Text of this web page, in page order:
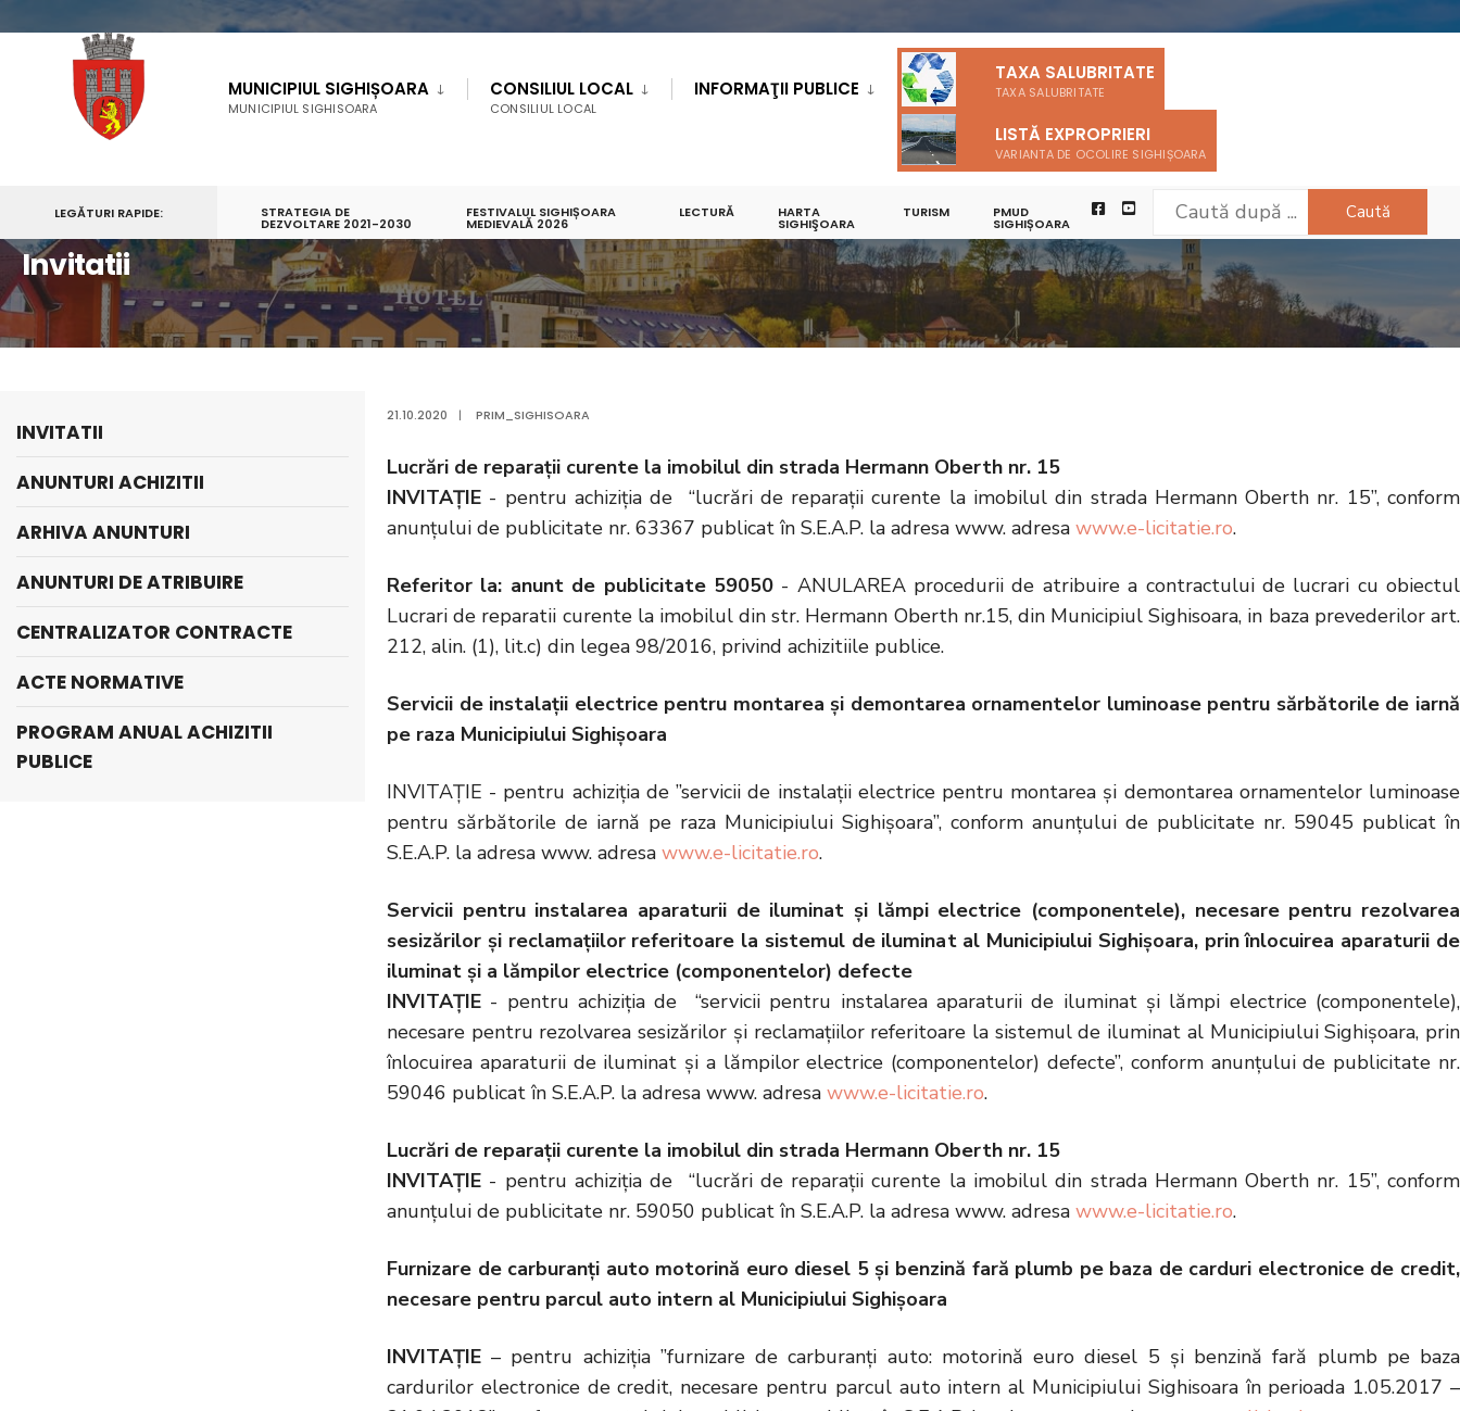
MUNICIPIUL SIGHIȘOARA
MUNICIPIUL SIGHISOARA
CONSILIUL LOCAL
CONSILIUL LOCAL
INFORMAŢII PUBLICE
TAXA SALUBRITATE
TAXA SALUBRITATE
LISTĂ EXPROPRIERI
VARIANTA DE OCOLIRE SIGHIȘOARA
LEGĂTURI RAPIDE: STRATEGIA DE
DEZVOLTARE 2021-2030
FESTIVALUL SIGHIȘOARA
MEDIEVALĂ 2026
LECTURĂ HARTA
SIGHIŞOARA
TURISM PMUD
SIGHIȘOARA
Caută
MUNICIPIUL SIGHIȘOARA ACHIZITII PUBLICE INVITATII
Invitatii
21.10.2020 | PRIM_SIGHISOARA
Lucrări de reparații curente la imobilul din strada Hermann Oberth nr. 15
INVITAȚIE - pentru achiziția de “lucrări de reparații curente la imobilul din strada Hermann Oberth nr. 15”, conform
anunțului de publicitate nr. 63367 publicat în S.E.A.P. la adresa www. adresa www.e-licitatie.ro.
Referitor la: anunt de publicitate 59050- ANULAREA procedurii de atribuire a contractului de lucrari cu obiectul
Lucrari de reparatii curente la imobilul din str. Hermann Oberth nr.15, din Municipiul Sighisoara, in baza prevederilor art.
212, alin. (1), lit.c) din legea 98/2016, privind achizitiile publice.
Servicii de instalații electrice pentru montarea și demontarea ornamentelor luminoase pentru sărbătorile de iarnă
pe raza Municipiului Sighișoara
INVITAȚIE - pentru achiziția de ”servicii de instalații electrice pentru montarea și demontarea ornamentelor luminoase
pentru sărbătorile de iarnă pe raza Municipiului Sighișoara”, conform anunțului de publicitate nr. 59045 publicat în
S.E.A.P. la adresa www. adresa www.e-licitatie.ro.
Servicii pentru instalarea aparaturii de iluminat și lămpi electrice (componentele), necesare pentru rezolvarea
sesizărilor și reclamațiilor referitoare la sistemul de iluminat al Municipiului Sighișoara, prin înlocuirea aparaturii de
iluminat și a lămpilor electrice (componentelor) defecte
INVITAȚIE - pentru achiziția de “servicii pentru instalarea aparaturii de iluminat și lămpi electrice (componentele),
necesare pentru rezolvarea sesizărilor și reclamațiilor referitoare la sistemul de iluminat al Municipiului Sighișoara, prin
înlocuirea aparaturii de iluminat și a lămpilor electrice (componentelor) defecte”, conform anunțului de publicitate nr.
59046 publicat în S.E.A.P. la adresa www. adresa www.e-licitatie.ro.
Lucrări de reparații curente la imobilul din strada Hermann Oberth nr. 15
INVITAȚIE - pentru achiziția de “lucrări de reparații curente la imobilul din strada Hermann Oberth nr. 15”, conform
anunțului de publicitate nr. 59050 publicat în S.E.A.P. la adresa www. adresa www.e-licitatie.ro.
Furnizare de carburanți auto motorină euro diesel 5 și benzină fară plumb pe baza de carduri electronice de credit,
necesare pentru parcul auto intern al Municipiului Sighișoara
INVITAȚIE– pentru achiziția ”furnizare de carburanți auto: motorină euro diesel 5 și benzină fară plumb pe baza
cardurilor electronice de credit, necesare pentru parcul auto intern al Municipiului Sighisoara în perioada 1.05.2017 –
INVITATII
ANUNTURI ACHIZITII
ARHIVA ANUNTURI
ANUNTURI DE ATRIBUIRE
CENTRALIZATOR CONTRACTE
ACTE NORMATIVE
PROGRAM ANUAL ACHIZITII
PUBLICE